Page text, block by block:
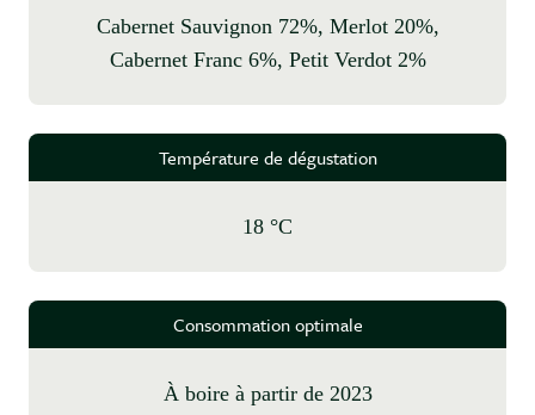
Cabernet Sauvignon 72%, Merlot 20%,
Cabernet Franc 6%, Petit Verdot 2%
Température de dégustation
18 °C
Consommation optimale
à boire à partir de 2023